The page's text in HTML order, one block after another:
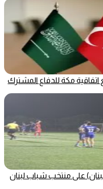
اتفاقية مكة للدفاع المشترك
على منتخب شباب لبنان